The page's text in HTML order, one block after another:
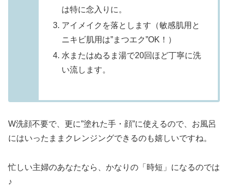
は特に念入りに。
アイメイクを落とします（敏感肌用と
ニキビ肌用は”まつエク”OK！）
水またはぬるま湯で20回ほど丁寧に洗
い流します。
W洗顔不要で、更に”塗れた手・顔”に使えるので、お風呂
にはいったままクレンジングできるのも嬉しいですね。
忙しい主婦のあなたなら、かなりの「時短」になるのでは
♪